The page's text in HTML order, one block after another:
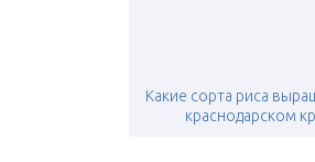
Какие сорта риса
краснодарском